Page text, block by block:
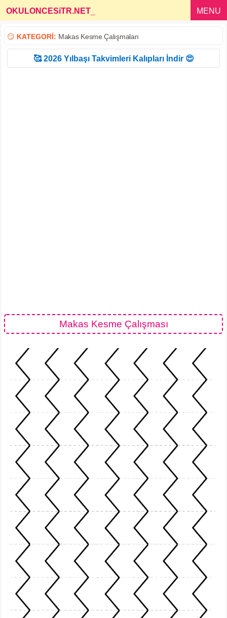
OKULONCESiTR.NET MENU
😏 KATEGORİ: Makas Kesme Çalışmaları
🥰 2026 Yılbaşı Takvimleri Kalıpları İndir 😍
Makas Kesme Çalışması